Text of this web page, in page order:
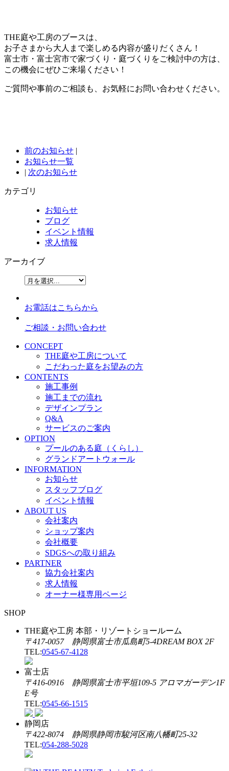
THE庭や工房のブースは、
お子さまから大人まで楽しめる内容が盛りだくさん！
富士市・富士宮市で家づくり・庭づくりをご検討中の方は、
この機会にぜひご来場ください！
ご質問や事前のご相談も、お気軽にお問い合わせください。
前のお知らせ |
お知らせ一覧
| 次のお知らせ
カテゴリ
お知らせ
ブログ
イベント情報
求人情報
アーカイブ
お電話はこちらから
ご相談・お問い合わせ
CONCEPT
THE庭や工房について
こだわった庭をお望みの方
CONTENTS
施工事例
施工までの流れ
デザインプラン
Q&A
サービスのご案内
OPTION
プールのある庭（くらし）
グランドアートウォール
INFORMATION
お知らせ
スタッフブログ
イベント情報
ABOUT US
会社案内
ショップ案内
会社概要
SDGSへの取り組み
PARTNER
協力会社案内
求人情報
オーナー様専用ページ
SHOP
THE庭や工房 本部・リゾートショールーム
〒417-0057 静岡県富士市瓜島町5-4DREAM BOX 2F
TEL:0545-67-4128
富士店
〒416-0916 静岡県富士市平垣109-5 アロマガーデン1F
E号
TEL:0545-66-1515
静岡店
〒422-8074 静岡県静岡市駿河区南八幡町25-32
TEL:054-288-5028